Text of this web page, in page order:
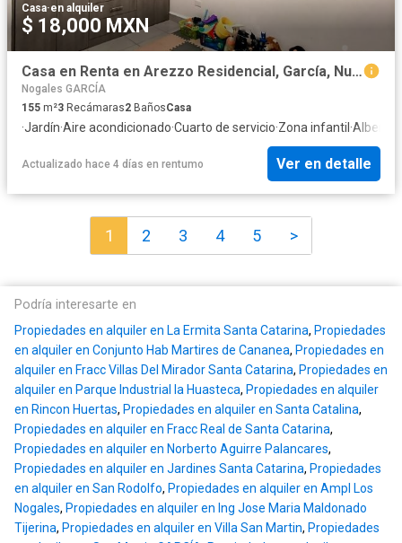
Casa·en alquiler
$ 18,000 MXN
Casa en Renta en Arezzo Residencial, García, Nuevo León
Nogales GARCÍA
155 m²3 Recámaras2 BañosCasa
·Jardín·Aire acondicionado·Cuarto de servicio·Zona infantil ·Alberca
Actualizado hace 4 días en rentumo Ver en detalle
1 2 3 4 5 >
Podría interesarte en
Propiedades en alquiler en La Ermita Santa Catarina, Propiedades
en alquiler en Conjunto Hab Martires de Cananea, Propiedades en
alquiler en Fracc Villas Del Mirador Santa Catarina, Propiedades en
alquiler en Parque Industrial la Huasteca, Propiedades en alquiler
en Rincon Huertas, Propiedades en alquiler en Santa Catalina,
Propiedades en alquiler en Fracc Real de Santa Catarina,
Propiedades en alquiler en Norberto Aguirre Palancares,
Propiedades en alquiler en Jardines Santa Catarina, Propiedades
en alquiler en San Rodolfo, Propiedades en alquiler en Ampl Los
Nogales, Propiedades en alquiler en Ing Jose Maria Maldonado
Tijerina, Propiedades en alquiler en Villa San Martin, Propiedades